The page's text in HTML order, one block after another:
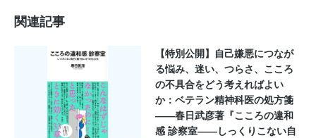
関連記事
【特別公開】自己嫌悪につなが
る悩み、迷い、つらさ、こころ
の不具合をどう考えればよい
か：ベテラン精神科医の処方箋
――春日武彦著『こころの違和
感 診察室――しっくりこない自